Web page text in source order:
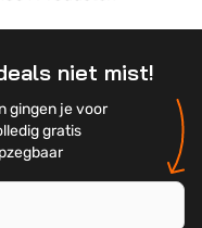
niet mist!
gingen je voor
gratis